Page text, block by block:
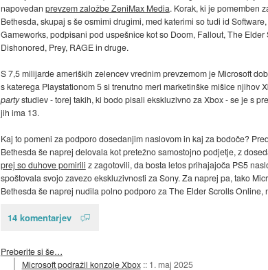
napovedan prevzem založbe ZeniMax Media. Korak, ki je pomemben
Bethesda, skupaj s še osmimi drugimi, med katerimi so tudi id
Gameworks, podpisani pod uspešnice kot so Doom, Fallout, The
Dishonored, Prey, RAGE in druge.
S 7,5 milijarde ameriških zelencev vrednim prevzemom je Microsoft
s katerega Playstationom 5 si trenutno meri marketinške mišice njihov
partystudiev - torej takih, ki bodo pisali ekskluzivno za Xbox - se je s
jih ima 13.
Kaj to pomeni za podporo dosedanjim naslovom in kaj za bodoče?
Bethesda še naprej delovala kot pretežno samostojno podjetje, z
prej so duhove pomirili z zagotovili, da bosta letos prihajajoča PS5
spoštovala svojo zavezo ekskluzivnosti za Sony. Za naprej pa, tako
Bethesda še naprej nudila polno podporo za The Elder Scrolls
14 komentarjev
Preberite si še…
Microsoft podražil konzole Xbox :: 1. maj 2025